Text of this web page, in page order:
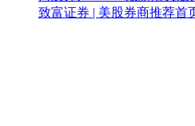
致富证券 | 美股券商推荐首